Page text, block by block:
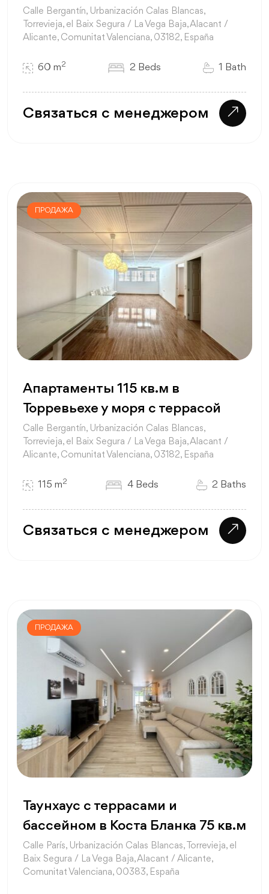
Calle Bergantín, Urbanización Calas Blancas,
Torrevieja, el Baix Segura / La Vega Baja, Alacant /
Alicante, Comunitat Valenciana, 03182, España
60 m2 2 Beds 1 Bath
Связаться с менеджером
ПРОДАЖА
Апартаменты 115 кв.м в
Торревьехе у моря с террасой
Calle Bergantín, Urbanización Calas Blancas,
Torrevieja, el Baix Segura / La Vega Baja, Alacant /
Alicante, Comunitat Valenciana, 03182, España
115 m2 4 Beds 2 Baths
Связаться с менеджером
ПРОДАЖА
Таунхаус с террасами и
бассейном в Коста Бланка 75 кв.м
Calle París, Urbanización Calas Blancas, Torrevieja, el
Baix Segura / La Vega Baja, Alacant / Alicante,
Comunitat Valenciana, 00383, España